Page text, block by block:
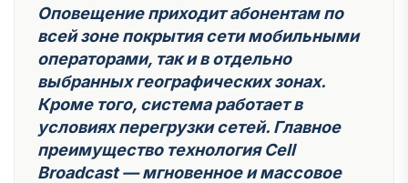
Оповещение приходит абонентам по
всей зоне покрытия сети мобильными
операторами, так и в отдельно
выбранных географических зонах.
Кроме того, система работает в
условиях перегрузки сетей. Главное
преимущество технология Cell
Broadcast — мгновенное и массовое